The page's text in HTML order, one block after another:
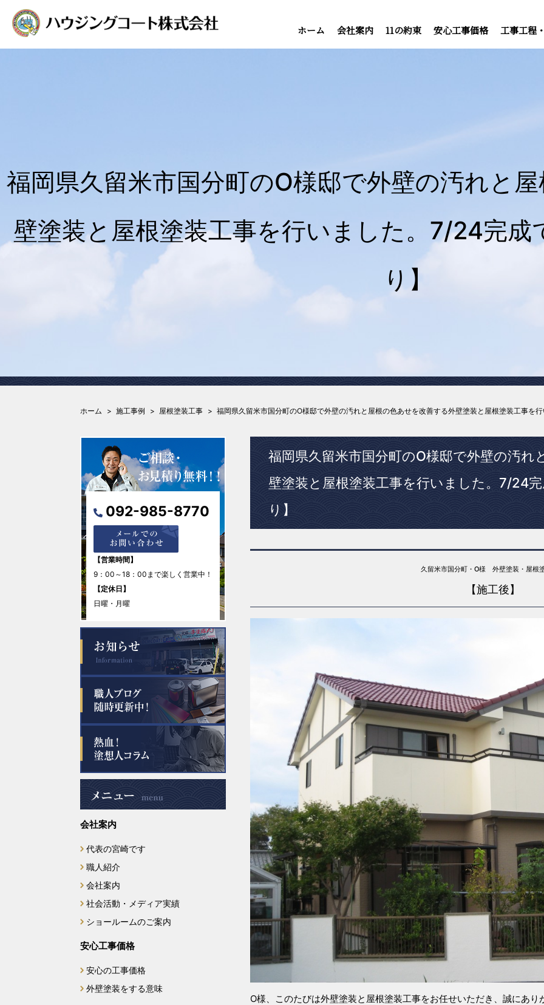
ホーム 会社案内 11の約束 安心工事価格 工事工程
福岡県久留米市国分町のO様邸で外壁の汚れと
壁塗装と屋根塗装工事を行いました。7/24完成
り】
ホーム 施工事例 屋根塗装工事 福岡県久留米市国分町のO様邸で外壁の汚れと屋根の色あせを改善する外壁塗装と屋根塗装工事を
福岡県久留米市国分町のO様邸で外壁の汚れ
壁塗装と屋根塗装工事を行いました。7/24
り】
久留米市国分町・O様 外壁塗装・屋根
【施工後】
O様、このたびは外壁塗装と屋根塗装工事をお任せいただき、誠にあり
092-985-8770
【営業時間】
9：00～18：00まで楽しく営業中！
【定休日】
日曜・月曜
会社案内
代表の宮崎です
職人紹介
会社案内
社会活動・メディア実績
ショールームのご案内
安心工事価格
安心の工事価格
外壁塗装をする意味